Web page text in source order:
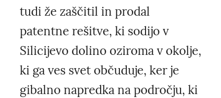
tudi že zaščitil in prodal
patentne rešitve, ki sodijo v
Silicijevo dolino oziroma v okolje,
ki ga ves svet občuduje, ker je
gibalno napredka na področju, ki